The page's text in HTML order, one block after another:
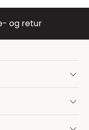
og retur